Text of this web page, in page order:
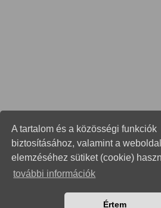
A tartalom és a közösségi funkciók
biztosításához, valamint a
elemzéséhez sütiket (cookie)
további információk
Értem